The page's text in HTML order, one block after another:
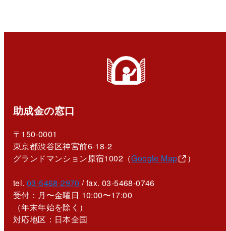
助成金の窓口
〒150-0001
東京都渋谷区神宮前6-18-2
グランドマンション原宿1002（Google Map ）
tel. 03-5468-2970 / fax. 03-5468-0746
受付：月〜金曜日 10:00〜17:00
（年末年始を除く）
対応地区：日本全国